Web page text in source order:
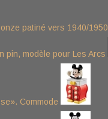
patiné vers 1940/1950
pin, modèle pour Les Arcs
Commode